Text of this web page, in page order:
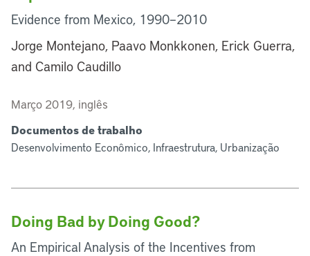
Evidence from Mexico, 1990–2010
Jorge Montejano, Paavo Monkkonen, Erick Guerra,
and Camilo Caudillo
Março 2019, inglês
Documentos de trabalho
Desenvolvimento Econômico, Infraestrutura, Urbanização
Doing Bad by Doing Good?
An Empirical Analysis of the Incentives from